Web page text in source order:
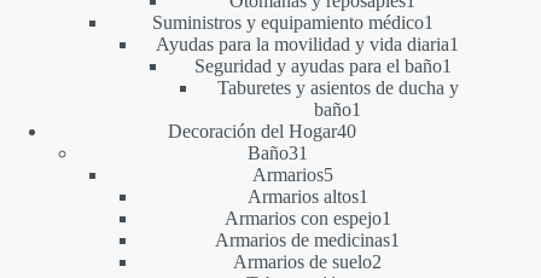
producto
Suministros y equipamiento médico1
producto
Ayudas para la movilidad y vida diaria1
Seguridad y ayudas para el baño1
producto
Taburetes y asientos de ducha y
baño1
Decoración del Hogar4040
Baño31
productos
Armarios55
productos
Armarios altos1
producto
Armarios con espejo1
producto
Armarios de medicinas1
Armarios de suelo2